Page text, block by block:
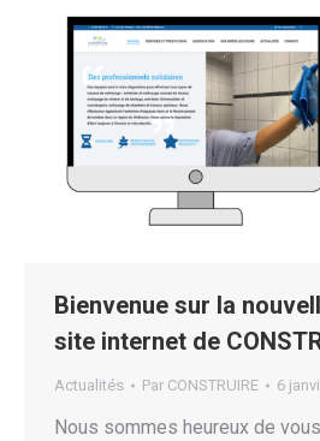
Bienvenue sur la
site internet de
Actualités Par CONSTRUIRE 6
Nous sommes heureux de